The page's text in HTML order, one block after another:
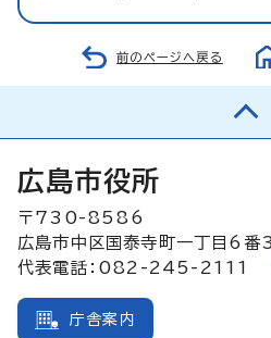
前のページへ戻る
広島市役所
〒730-8586
広島市中区国泰寺町一丁目6番
代表電話：082-245-2111
庁舎案内